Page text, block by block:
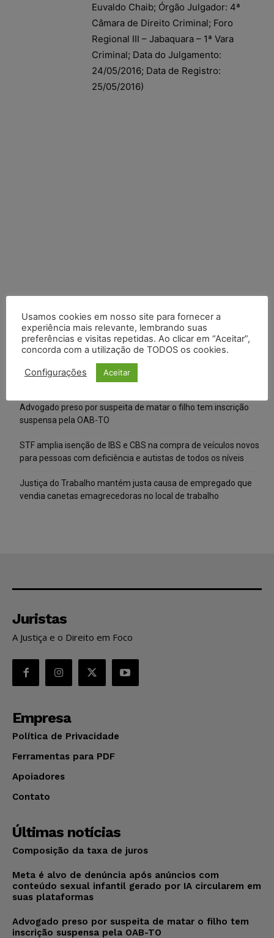
Euvaldo Chaib; Órgão Julgador: 4ª
Câmara de Direito Criminal; Foro
Regional III – Jabaquara – 1ª Vara
Criminal; Data do Julgamento:
24/05/2016; Data de Registro:
25/05/2016)
Posts Recentes
Composição da taxa de juros
Meta é alvo de denúncia após anúncios com conteúdo sexual
infantil gerado por IA circularem em suas plataformas
Advogado preso por suspeita de matar o filho tem inscrição
suspensa pela OAB-TO
STF amplia isenção de IBS e CBS na compra de veículos novos
para pessoas com deficiência e autistas de todos os níveis
Justiça do Trabalho mantém justa causa de empregado que
vendia canetas emagrecedoras no local de trabalho
Juristas
A Justiça e o Direito em Foco
Empresa
Política de Privacidade
Ferramentas para PDF
Apoiadores
Contato
Últimas notícias
Composição da taxa de juros
Meta é alvo de denúncia após anúncios com
conteúdo sexual infantil gerado por IA circularem em
suas plataformas
Advogado preso por suspeita de matar o filho tem
inscrição suspensa pela OAB-TO
Usamos cookies em nosso site para fornecer a
experiência mais relevante, lembrando suas
preferências e visitas repetidas. Ao clicar em “Aceitar”,
concorda com a utilização de TODOS os cookies.
Configurações Aceitar